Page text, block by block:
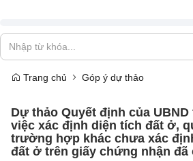
Trang chủ Góp ý dự thảo
Dự thảo Quyết định của
việc xác định diện tích đất ở,
trường hợp khác chưa xác
đất ở trên giấy chứng nhận đã